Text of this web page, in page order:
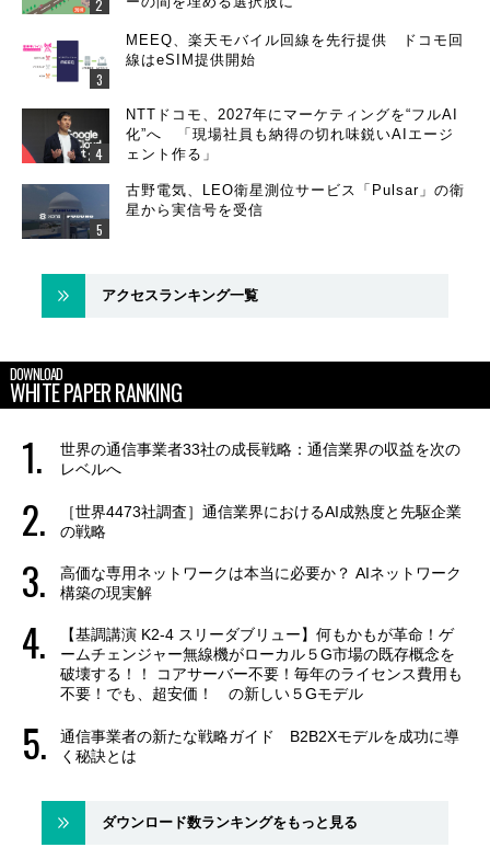
MEEQ、楽天モバイル回線を先行提供 ドコモ回
線はeSIM提供開始
NTTドコモ、2027年にマーケティングを“フルAI
化”へ 「現場社員も納得の切れ味鋭いAIエージ
ェント作る」
古野電気、LEO衛星測位サービス「Pulsar」の衛
星から実信号を受信
アクセスランキング一覧
DOWNLOAD
WHITE PAPER RANKING
世界の通信事業者33社の成長戦略：通信業界の収益を次の
レベルへ
［世界4473社調査］通信業界におけるAI成熟度と先駆企業
の戦略
高価な専用ネットワークは本当に必要か？ AIネットワーク
構築の現実解
【基調講演 K2-4 スリーダブリュー】何もかもが革命！ゲ
ームチェンジャー無線機がローカル５G市場の既存概念を
破壊する！！ コアサーバー不要！毎年のライセンス費用も
不要！でも、超安価！ の新しい５Gモデル
通信事業者の新たな戦略ガイド B2B2Xモデルを成功に導
く秘訣とは
ダウンロード数ランキングをもっと見る